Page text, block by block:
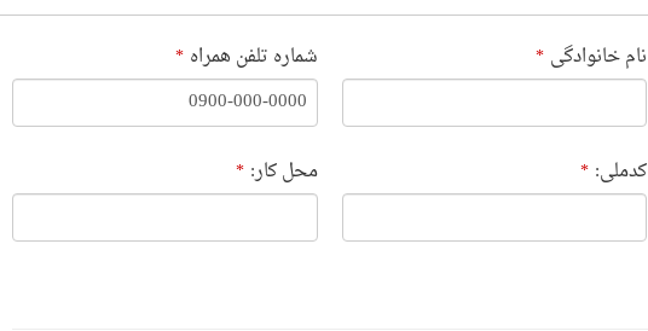
نام خانوادگی * شماره تلفن همراه *
کدملی: * محل کار: *